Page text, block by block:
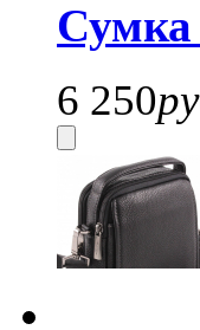
Сумка
6 250